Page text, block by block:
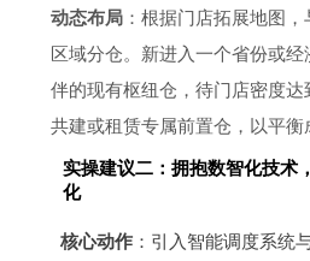
动态布局 ：根据门店拓展地图
区域分仓。新进入一个省份或
伴的现有枢纽仓，待门店密度
共建或租赁专属前置仓，以平衡
实操建议二：拥抱数智化技术
化
核心动作：引入智能调度系统